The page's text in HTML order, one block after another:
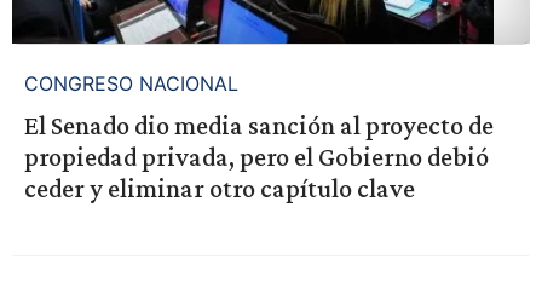
CONGRESO NACIONAL
El Senado dio media sanción al proyecto de
propiedad privada, pero el Gobierno debió
ceder y eliminar otro capítulo clave